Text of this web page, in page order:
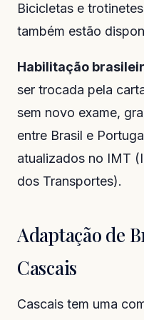
Bicicletas e
também estão
Habilitação
ser trocada pela
sem novo exame,
entre Brasil e
atualizados no IMT
dos Transportes).
Adaptação de
Cascais
Cascais tem uma